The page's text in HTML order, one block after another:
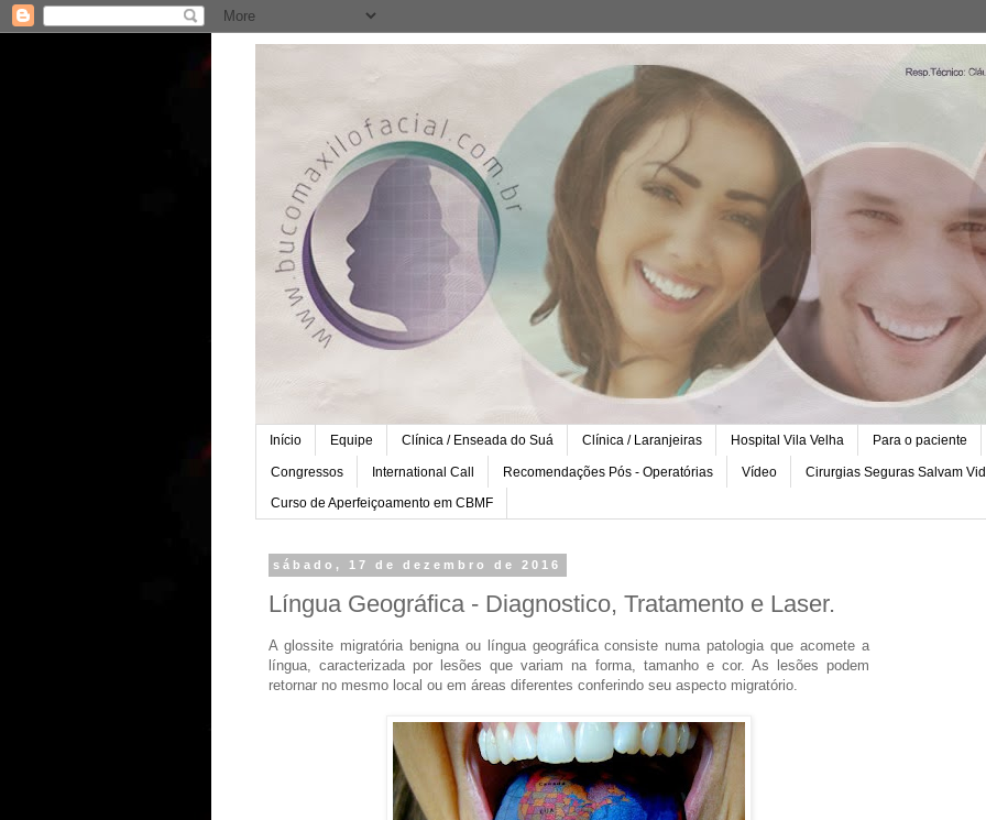
Início Equipe Clínica / Enseada do Suá Clínica / Laranjeiras Hospital Vila Velha Para o paciente
Congressos International Call Recomendações Pós - Operatórias Vídeo Cirurgias Seguras Salvam
Curso de Aperfeiçoamento em CBMF
sábado, 17 de dezembro de 2016
Língua Geográfica - Diagnostico, Tratamento e Laser.
A glossite migratória benigna ou língua geográfica consiste numa patologia que acomete a
língua, caracterizada por lesões que variam na forma, tamanho e cor. As lesões podem
retornar no mesmo local ou em áreas diferentes conferindo seu aspecto migratório.